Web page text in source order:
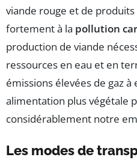
viande rouge et de
fortement à la pollution
production de viande
ressources en eau et en
émissions élevées de gaz
alimentation plus végétale
considérablement notre
Les modes de